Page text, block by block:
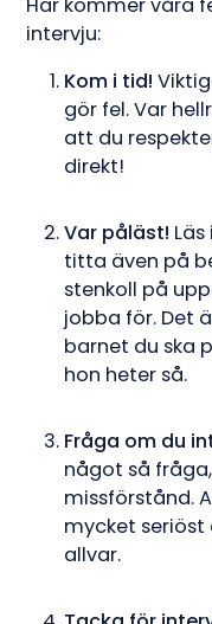
Här kommer våra
intervju:
Kom i tid!
gör fel. Var
att du
direkt!
Var påläst!
titta även på
stenkoll på
jobba för. Det
barnet du ska
hon heter så.
Fråga om du
något så
missförstånd.
mycket
allvar.